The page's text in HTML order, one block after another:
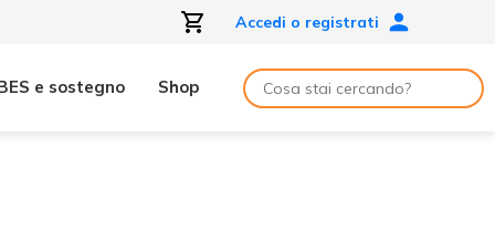
Accedi o registrati
e sostegno Shop